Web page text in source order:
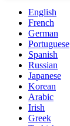
English
French
German
Portuguese
Spanish
Russian
Japanese
Korean
Arabic
Irish
Greek